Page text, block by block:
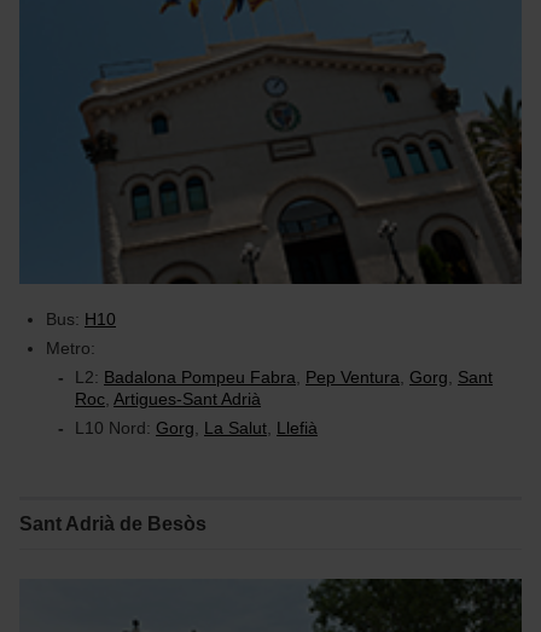
Bus: H10
Metro:
L2: Badalona Pompeu Fabra Pep Ventura Gorg
Sant
Roc Artigues-Sant Adrià
L10 Nord: Gorg La Salut Llefià
Sant Adrià de Besòs